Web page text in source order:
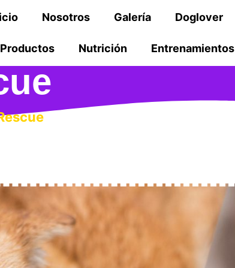
Nosotros Galería Doglover
Productos Nutrición Entrenamientos